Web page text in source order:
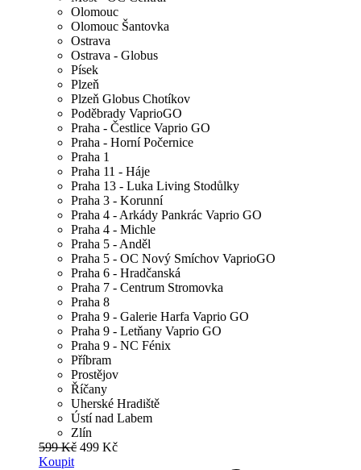
Olomouc
Olomouc Šantovka
Ostrava
Ostrava - Globus
Písek
Plzeň
Plzeň Globus Chotíkov
Poděbrady VaprioGO
Praha - Čestlice Vaprio GO
Praha - Horní Počernice
Praha 1
Praha 11 - Háje
Praha 13 - Luka Living Stodůlky
Praha 3 - Korunní
Praha 4 - Arkády Pankrác Vaprio GO
Praha 4 - Michle
Praha 5 - Anděl
Praha 5 - OC Nový Smíchov VaprioGO
Praha 6 - Hradčanská
Praha 7 - Centrum Stromovka
Praha 8
Praha 9 - Galerie Harfa Vaprio GO
Praha 9 - Letňany Vaprio GO
Praha 9 - NC Fénix
Příbram
Prostějov
Říčany
Uherské Hradiště
Ústí nad Labem
Zlín
599 Kč 499 Kč
Koupit